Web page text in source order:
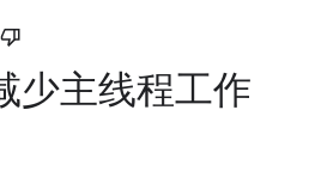
少主线程工作